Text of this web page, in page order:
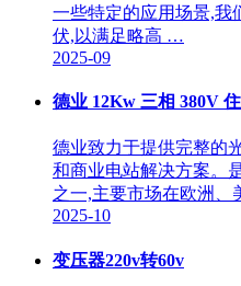
一些特定的应用场景,我
伏,以满足略高 …
2025-09
德业 12Kw 三相 380V
德业致力于提供完整的
和商业电站解决方案。
之一,主要市场在欧洲
2025-10
变压器220v转60v